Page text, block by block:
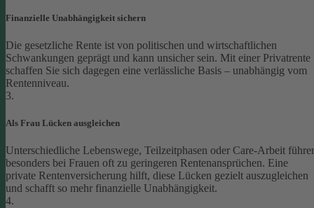
Finanzielle Unabhängigkeit sichern
Die gesetzliche Rente ist von politischen und wirtschaftlichen
Schwankungen geprägt und kann unsicher sein. Mit einer Privatrente
schaffen Sie sich dagegen eine verlässliche Basis – unabhängig vom
Rentenniveau.
3.
Als Frau Lücken ausgleichen
Unterschiedliche Lebenswege, Teilzeitphasen oder Care-Arbeit
besonders bei Frauen oft zu geringeren Rentenansprüchen. Eine
private Rentenversicherung hilft, diese Lücken gezielt auszugleichen
und schafft so mehr finanzielle Unabhängigkeit.
4.